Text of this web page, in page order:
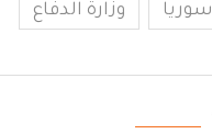
سوريا وزارة الدفاع